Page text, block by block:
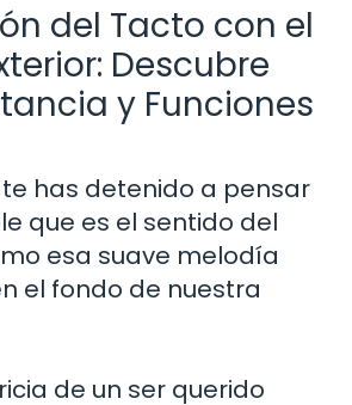
del Tacto con el
Descubre
y Funciones
te has detenido a pensar
que es el sentido del
esa suave melodía
el fondo de nuestra
de un ser querido